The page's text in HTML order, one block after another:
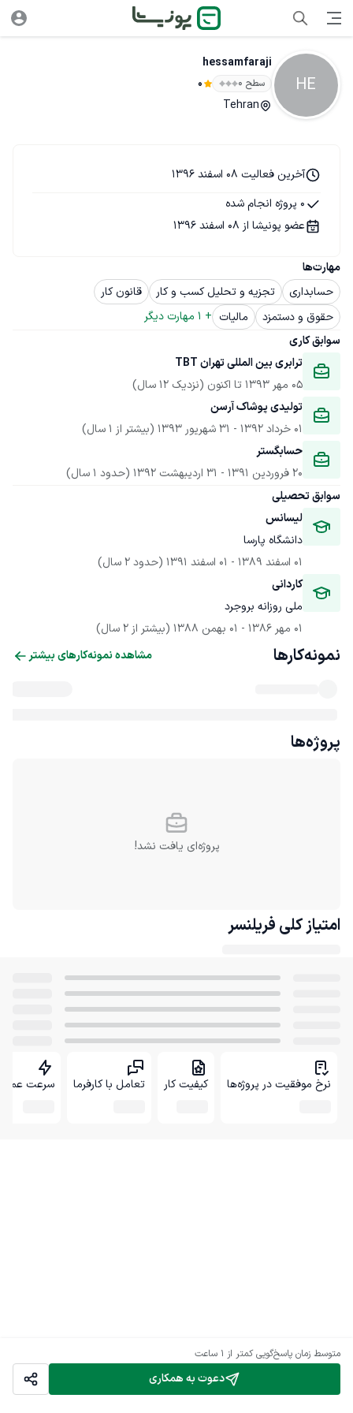
HE
hessamfaraji
سطح ۰ 0
Tehran
دعوت به همکاری
متوسط زمان پاسخ‌گویی کمتر از 1 ساعت
مهارت‌ها
حسابداری
تجزیه و تحلیل کسب و کار
قانون کار
حقوق و دستمزد
مالیات +
1 مهارت دیگر
سوابق کاری
ترابری بین المللی تهران TBT
05 مهر 1393
تا اکنون (نزدیک 12 سال)
تولیدی پوشاک آرسن
01 خرداد 1392
- 31 شهریور 1393
(بیشتر از 1 سال)
حسابگستر
20 فروردین 1391
- 31 اردیبهشت 1392
(حدود 1 سال)
سوابق تحصیلی
لیسانس
دانشگاه پارسا
01 اسفند 1389
- 01 اسفند 1391
(حدود 2 سال)
کاردانی
ملی روزانه بروجرد
01 مهر 1386
- 01 بهمن 1388 (بیشتر از 2 سال)
آخرین فعالیت 08 اسفند 1396
0 پروژه انجام شده
عضو پونیشا از 08 اسفند 1396
نمونه‌کارها مشاهده نمونه‌کارهای بیشتر
پروژه‌ها
پروژه‌ای یافت نشد!
امتیاز کلی فریلنسر
نرخ موفقیت در پروژه‌ها کیفیت کار تعامل با کارفرما سرعت عمل